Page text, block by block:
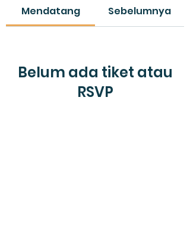
Mendatang Sebelumnya
Belum ada tiket atau
RSVP